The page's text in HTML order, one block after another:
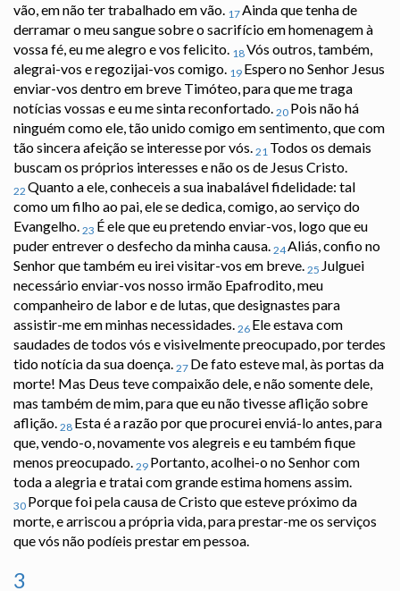
vão, em não ter trabalhado em vão. 17Ainda que tenha de
derramar o meu sangue sobre o sacrifício em homenagem à
vossa fé, eu me alegro e vos felicito. 18Vós outros, também,
alegrai-vos e regozijai-vos comigo. 19 Espero no Senhor Jesus
enviar-vos dentro em breve Timóteo, para que me traga
notícias vossas e eu me sinta reconfortado. 20 Pois não há
ninguém como ele, tão unido comigo em sentimento, que com
tão sincera afeição se interesse por vós. 21 Todos os demais
buscam os próprios interesses e não os de Jesus Cristo.
22 Quanto a ele, conheceis a sua inabalável fidelidade: tal
como um filho ao pai, ele se dedica, comigo, ao serviço do
Evangelho. 23 É ele que eu pretendo enviar-vos, logo que eu
puder entrever o desfecho da minha causa. 24Aliás, confio no
Senhor que também eu irei visitar-vos em breve. 25 Julguei
necessário enviar-vos nosso irmão Epafrodito, meu
companheiro de labor e de lutas, que designastes para
assistir-me em minhas necessidades. 26 Ele estava com
saudades de todos vós e visivelmente preocupado, por terdes
tido notícia da sua doença. 27 De fato esteve mal, às portas da
morte! Mas Deus teve compaixão dele, e não somente dele,
mas também de mim, para que eu não tivesse aflição sobre
aflição. 28 Esta é a razão por que procurei enviá-lo antes, para
que, vendo-o, novamente vos alegreis e eu também fique
menos preocupado. 29 Portanto, acolhei-o no Senhor com
toda a alegria e tratai com grande estima homens assim.
30 Porque foi pela causa de Cristo que esteve próximo da
morte, e arriscou a própria vida, para prestar-me os serviços
que vós não podíeis prestar em pessoa.
3